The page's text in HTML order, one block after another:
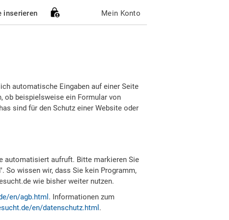
inserieren Mein Konto
automatische Eingaben auf einer Seite
ob beispielsweise ein Formular von
sind für den Schutz einer Website oder
automatisiert aufruft. Bitte markieren Sie
So wissen wir, dass Sie kein Programm,
wie bisher weiter nutzen.
en/agb.html . Informationen zum
en/datenschutz.html .